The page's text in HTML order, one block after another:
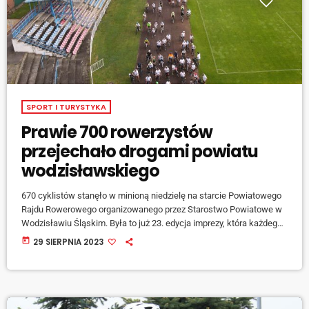
SPORT I TURYSTYKA
Prawie 700 rowerzystów
przejechało drogami powiatu
wodzisławskiego
670 cyklistów stanęło w minioną niedzielę na starcie Powiatowego
Rajdu Rowerowego organizowanego przez Starostwo Powiatowe w
Wodzisławiu Śląskim. Była to już 23. edycja imprezy, która każdego
roku gromadzi setki miłośników turystyki rowerowej. Mówi Leszek
Turystyki Rowerowej „Koło” w […]
today 29 SIERPNIA 2023